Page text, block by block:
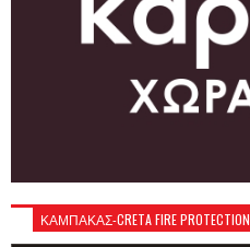
ΚΑΜΠΑΚΑΣ-CRETA FIRE PROTECTION